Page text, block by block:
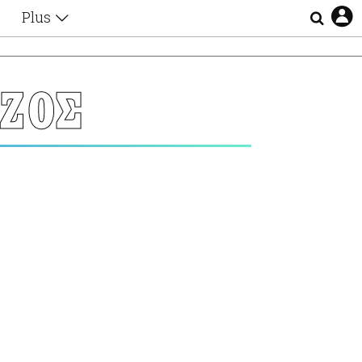
Plus
Αφιερώματα
Ζώδια